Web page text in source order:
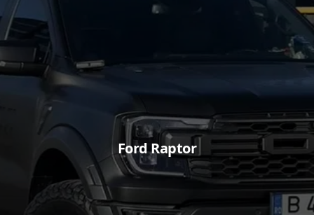
Ford Raptor